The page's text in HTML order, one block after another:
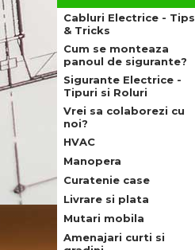
Cabluri Electrice - Tips
& Tricks
Cum se monteaza
panoul de sigurante?
Sigurante Electrice -
Tipuri si Roluri
Vrei sa colaborezi cu
noi?
HVAC
Manopera
Curatenie case
Livrare si plata
Mutari mobila
Amenajari curti si